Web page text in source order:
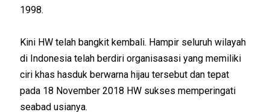
1998.
Kini HW telah bangkit kembali. Hampir seluruh wilayah
di Indonesia telah berdiri organisasasi yang memiliki
ciri khas hasduk berwarna hijau tersebut dan tepat
pada 18 November 2018 HW sukses memperingati
seabad usianya.